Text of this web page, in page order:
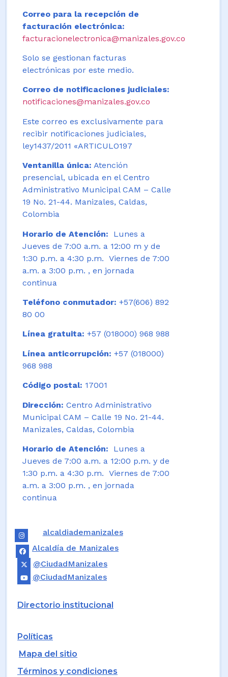
Correo para la recepción de
facturación electrónica:
facturacionelectronica@manizales.gov.co
Solo se gestionan facturas
electrónicas por este medio.
Correo de notificaciones judiciales:
notificaciones@manizales.gov.co
Este correo es exclusivamente para
recibir notificaciones judiciales,
ley1437/2011 «ARTICULO197
Ventanilla única: Atención
presencial, ubicada en el Centro
Administrativo Municipal CAM – Calle
19 No. 21-44. Manizales, Caldas,
Colombia
Horario de Atención:
Lunes a
Jueves de 7:00 a.m. a 12:00 m y de
1:30 p.m. a 4:30 p.m. Viernes de 7:00
a.m. a 3:00 p.m. , en jornada
continua
Teléfono conmutador: +57(606) 892
80 00
Línea gratuita: +57 (018000) 968 988
Línea anticorrupción: +57 (018000)
968 988
Código postal: 17001
Dirección: Centro Administrativo
Municipal CAM – Calle 19 No. 21-44.
Manizales, Caldas, Colombia
Horario de Atención: Lunes a
Jueves de 7:00 a.m. a 12:00 p.m. y de
1:30 p.m. a 4:30 p.m. Viernes de 7:00
a.m. a 3:00 p.m. , en jornada
continua
alcaldiademanizales
Alcaldía de Manizales
@CiudadManizales
@CiudadManizales
Directorio institucional
Políticas
Mapa del sitio
Términos y condiciones